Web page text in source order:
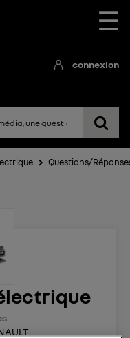
☰
connexion
Questions/